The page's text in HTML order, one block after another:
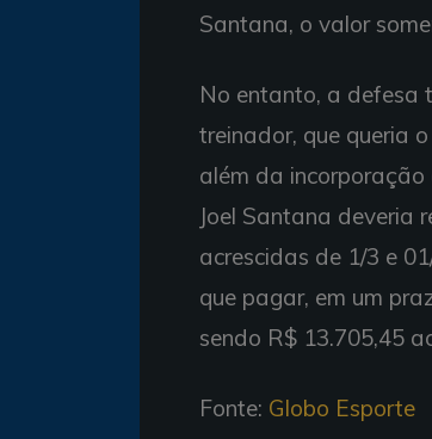
Santana, o valor
No entanto, a defesa
treinador, que queria
além da
Joel Santana deveria
acrescidas de 1/3 e
que pagar, em um
sendo R$ 13.705,45
Fonte: Globo Esporte